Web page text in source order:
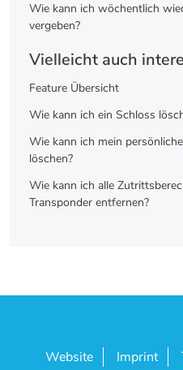
Wie kann ich wöchentlich
vergeben?
Vielleicht auch
Feature Übersicht
Wie kann ich ein Schloss
Wie kann ich mein
löschen?
Wie kann ich alle
Transponder entfernen?
Website Imprint